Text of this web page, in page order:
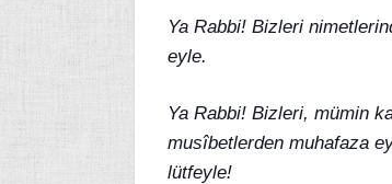
Ya Rabbi! Bizleri
eyle.
Ya Rabbi! Bizleri, mümin
musîbetlerden muhafaza
lütfeyle!